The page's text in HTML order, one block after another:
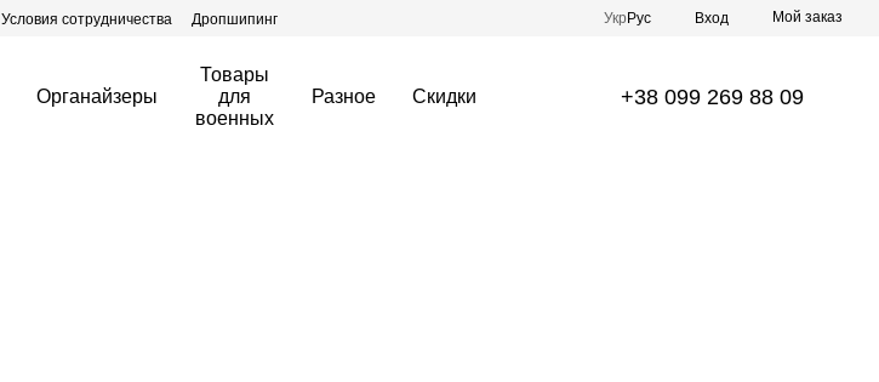
Условия сотрудничества Дропшипинг Укр Рус Вход Мой заказ
Органайзеры
Товары
для
военных
Разное Скидки +38 099 269 88 09